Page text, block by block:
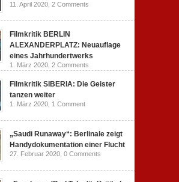
11. April 2020, 2 Comments
Filmkritik BERLIN
ALEXANDERPLATZ: Neuauflage
eines Jahrhundertwerks
1. März 2020, 2 Comments
Filmkritik SIBERIA: Die Geister
tanzen weiter
1. März 2020, 1 Comment
„Saudi Runaway“: Berlinale zeigt
Handydokumentation einer Flucht
27. Februar 2020, 0 Comments